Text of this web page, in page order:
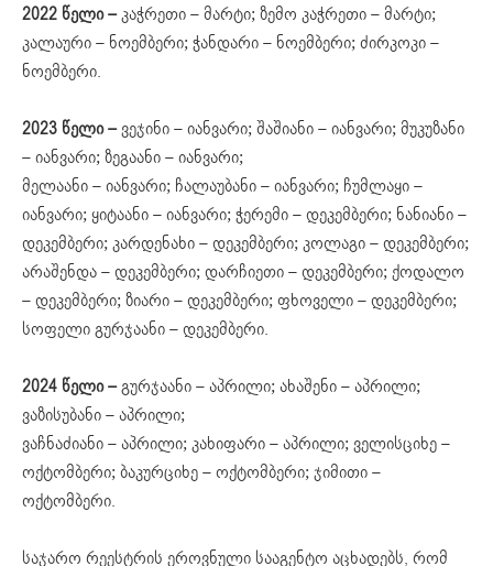
2022 წელი –კაჭრეთი – მარტი; ზემო კაჭრეთი – მარტი;
კალაური – ნოემბერი; ჭანდარი – ნოემბერი; ძირკოკი –
ნოემბერი.
2023 წელი –ვეჯინი – იანვარი; შაშიანი – იანვარი; მუკუზანი
– იანვარი; ზეგაანი – იანვარი;
მელაანი – იანვარი; ჩალაუბანი – იანვარი; ჩუმლაყი –
იანვარი; ყიტაანი – იანვარი; ჭერემი – დეკემბერი; ნანიანი –
დეკემბერი; კარდენახი – დეკემბერი; კოლაგი – დეკემბერი;
არაშენდა – დეკემბერი; დარჩიეთი – დეკემბერი; ქოდალო
– დეკემბერი; ზიარი – დეკემბერი; ფხოველი – დეკემბერი;
სოფელი გურჯაანი – დეკემბერი.
2024 წელი –გურჯაანი – აპრილი; ახაშენი – აპრილი;
ვაზისუბანი – აპრილი;
ვაჩნაძიანი – აპრილი; კახიფარი – აპრილი; ველისციხე –
ოქტომბერი; ბაკურციხე – ოქტომბერი; ჯიმითი –
ოქტომბერი.
საჯარო რეესტრის ეროვნული სააგენტო აცხადებს, რომ